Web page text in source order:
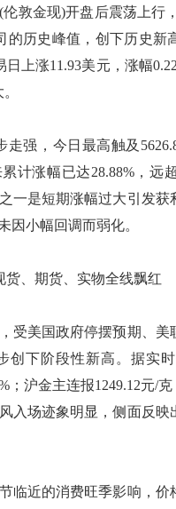
敦金现)开盘后震荡上行
的历史峰值，创下历史新
上涨11.93美元，涨幅
，今日最高触及
计涨幅已达28.88%，远
一是短期涨幅过大引发获
因小幅回调而弱化。
、期货、实物全线飘红
美国政府停摆预期、美
创下阶段性新高。据实
；沪金主连报1249.12元/克
入场迹象明显，侧面反
近的消费旺季影响，价